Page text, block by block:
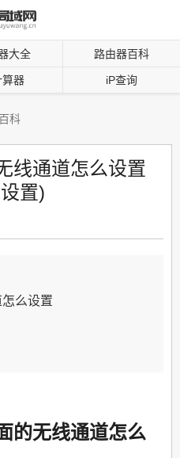
大全 路由器百科
算器 iP查询
科
线通道怎么设置
置)
么设置
的无线通道怎么